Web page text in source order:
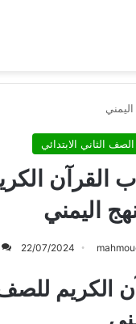
الصف الثاني الابتدائي
القرآن
اليمني
22/07/2024
الكريم للصف